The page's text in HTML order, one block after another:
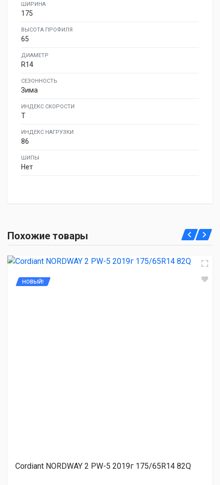
ШИРИНА
175
ВЫСОТА ПРОФИЛЯ
65
ДИАМЕТР
R14
СЕЗОННОСТЬ
Зима
ИНДЕКС СКОРОСТИ
T
ИНДЕКС НАГРУЗКИ
86
ШИПЫ
Нет
Cordiant WINTER DRIVE PW-1 (уценка 2022-2023)
Похожие товары
НОВЫЙ!
Cordiant NORDWAY 2 PW-5 2019г 175/65R14 82Q